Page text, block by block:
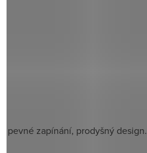
pevné zapínání, prodyšný design.